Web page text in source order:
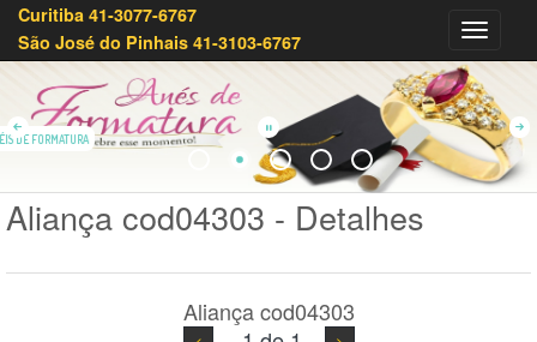
Joias
41-
3233-
7879
Curitiba 41-3077-6767
São José do Pinhais 41-3103-6767
DE FORMATURA
Aliança cod04303 - Detalhes
Aliança cod04303